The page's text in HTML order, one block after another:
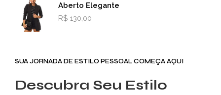
Aberto Elegante
R$ 130,00
SUA JORNADA DE ESTILO PESSOAL COMEÇA AQUI
Descubra Seu Estilo